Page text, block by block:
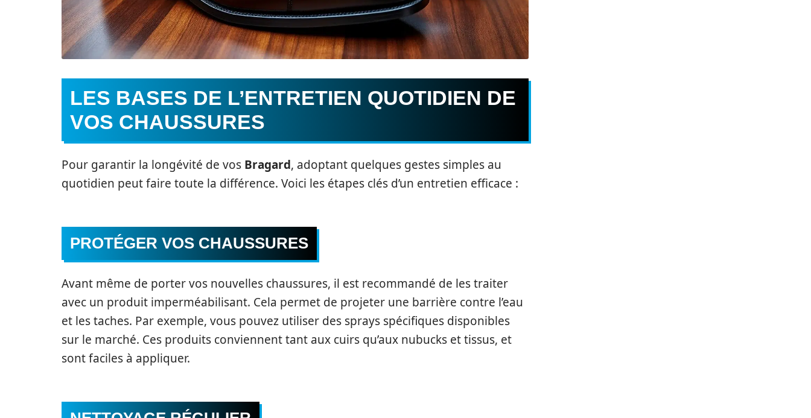
LES BASES DE L’ENTRETIEN QUOTIDIEN DE
VOS CHAUSSURES
Pour garantir la longévité de vos Bragard, adoptant quelques gestes simples au
quotidien peut faire toute la différence. Voici les étapes clés d’un entretien efficace :
PROTÉGER VOS CHAUSSURES
Avant même de porter vos nouvelles chaussures, il est recommandé de les traiter
avec un produit imperméabilisant. Cela permet de projeter une barrière contre l’eau
et les taches. Par exemple, vous pouvez utiliser des sprays spécifiques disponibles
sur le marché. Ces produits conviennent tant aux cuirs qu’aux nubucks et tissus, et
sont faciles à appliquer.